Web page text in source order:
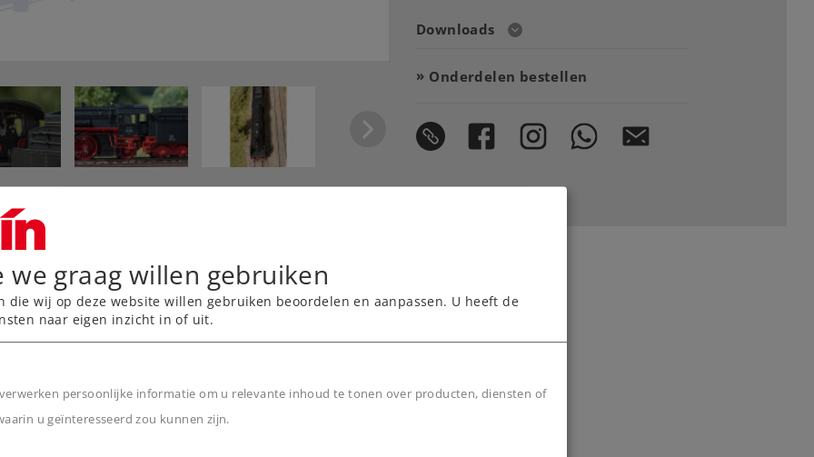
Downloads
Onderdelen bestellen
detailonderdelen.
met
flakkeren van de
we graag willen gebruiken
die wij op deze website willen gebruiken beoordelen en aanpassen. U heeft de
naar eigen inzicht in of uit.
persoonlijke informatie om u relevante inhoud te tonen over producten, diensten of
u geïnteresseerd zou kunnen zijn.